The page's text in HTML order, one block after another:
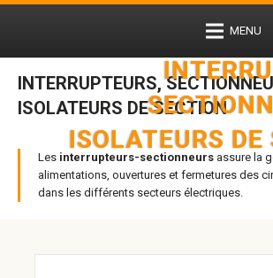
MENU
ISOLATEURS DE
INTERRUPTEURS,
ISOLATEURS DE SECTION
Les interrupteurs-sectionneursassure la
alimentations, ouvertures et fermetures des
dans les différents secteurs électriques.